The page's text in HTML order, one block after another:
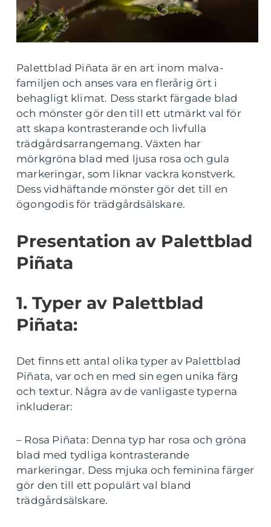
Palettblad Piñata är en art inom malva-
familjen och anses vara en flerårig ört i
behagligt klimat. Dess starkt färgade blad
och mönster gör den till ett utmärkt val för
att skapa kontrasterande och livfulla
trädgårdsarrangemang. Växten har
mörkgröna blad med ljusa rosa och gula
markeringar, som liknar vackra konstverk.
Dess vidhäftande mönster gör det till en
ögongodis för trädgårdsälskare.
Presentation av Palettblad
Piñata
1. Typer av Palettblad
Piñata:
Det finns ett antal olika typer av Palettblad
Piñata, var och en med sin egen unika färg
och textur. Några av de vanligaste typerna
inkluderar:
– Rosa Piñata: Denna typ har rosa och gröna
blad med tydliga kontrasterande
markeringar. Dess mjuka och feminina färger
gör den till ett populärt val bland
trädgårdsälskare.